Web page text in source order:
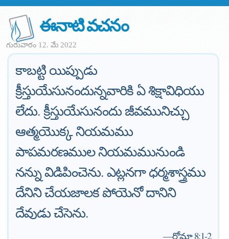
ఈనాటి వచనం
గురువారం 12. మే 2022
కాబట్టి యిప్పుడు
క్రీస్తుయేసునందున్నవారికి ఏ శిక్షావిధియు
లేదు. క్రీస్తుయేసునందు జీవమునిచ్చు
ఆత్మయొక్క నియమము
పాపమరణముల నియమమునుండి
నన్ను విడిపించెను. ఎట్లనగా ధర్మశాస్త్రము
దేనిని చేయజాలక పోయెనో దానిని
దేవుడు చేసెను.
—రోమా 8:1-2